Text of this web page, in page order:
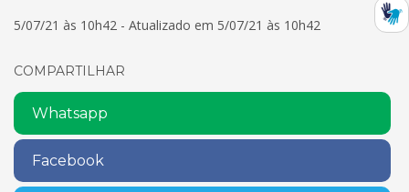
5/07/21 às 10h42 - Atualizado em 5/07/21 às 10h42
COMPARTILHAR
Whatsapp
Facebook